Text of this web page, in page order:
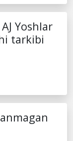
Yoshlar
tarkibi